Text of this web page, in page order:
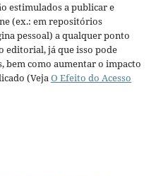
estimulados a publicar e
(ex.: em repositórios
pessoal) a qualquer ponto
editorial, já que isso pode
bem como aumentar o impacto
(VejaO Efeito do Acesso